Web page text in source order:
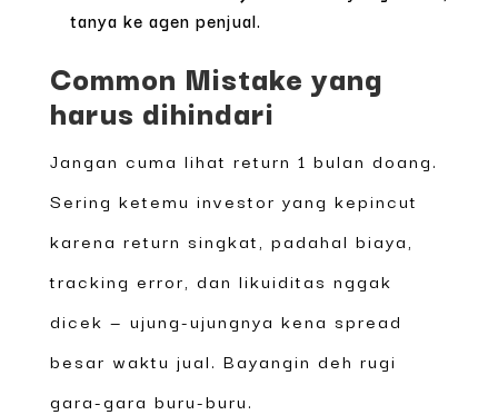
tanya ke agen penjual.
Common Mistake yang
harus dihindari
Jangan cuma lihat return 1 bulan doang.
Sering ketemu investor yang kepincut
karena return singkat, padahal biaya,
tracking error, dan likuiditas nggak
dicek — ujung-ujungnya kena spread
besar waktu jual. Bayangin deh rugi
gara-gara buru-buru.